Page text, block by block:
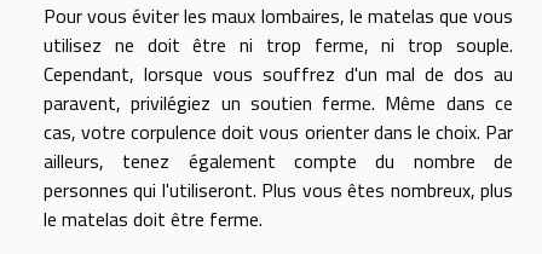
Pour vous éviter les maux lombaires, le matelas que vous
utilisez ne doit être ni trop ferme, ni trop souple.
Cependant, lorsque vous souffrez d'un mal de dos au
paravent, privilégiez un soutien ferme. Même dans ce
cas, votre corpulence doit vous orienter dans le choix. Par
ailleurs, tenez également compte du nombre de
personnes qui l'utiliseront. Plus vous êtes nombreux, plus
le matelas doit être ferme.